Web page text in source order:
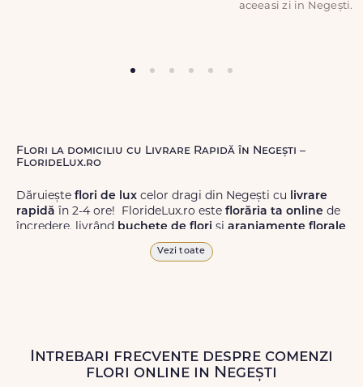
aceeasi zi in Negești.
Flori la domiciliu cu Livrare Rapidă în Negești –
FlorideLux.ro
Dăruiește flori de lux celor dragi din Negești cu livrare
rapidă în 2-4 ore! FlorideLux.ro este florăria ta online de
încredere, livrând buchete de flori și aranjamente florale
de calitate superioară în Negești și în toată România.
Livrăm buchete de florichiar și în weekend, pentru ca tu
să poți adresa un gest frumos atunci când ai nevoie.
Vezi toate
Intrebari frecvente despre comenzi
flori online in Negești